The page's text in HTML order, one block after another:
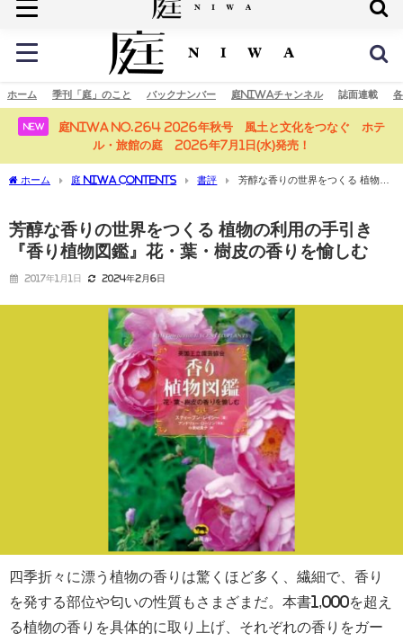
庭の未来へ
ホーム 季刊「庭」のこと バックナンバー 庭NIWAチャンネル 誌面連載
NEW
庭NIWA No.264 2026年秋号 風土と文化をつなぐ ホテ
ル・旅館の庭 2026年7月1日(水)発売！
ホーム 庭 NIWA CONTENTS 書評
芳醇な香りの世界をつくる 植物の
芳醇な香りの世界をつくる 植物の利用の手引き
『香り植物図鑑』花・葉・樹皮の香りを愉しむ
2017年1月1日 2024年2月6日
四季折々に漂う植物の香りは驚くほど多く、繊細で、香り
を発する部位や匂いの性質もさまざまだ。本書1,000を超え
る植物の香りを具体的に取り上げ、それぞれの香りをガー